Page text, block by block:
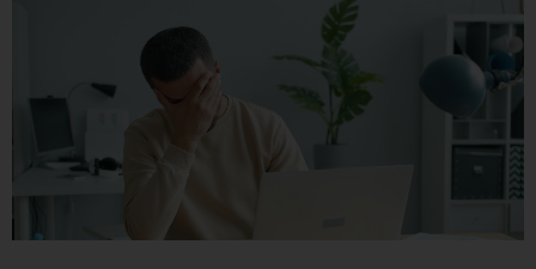
Η πείνα ρυθμίζεται κυρίως από τον υποθάλαμο, ο οποίος λαμβάνει
σήματα από περιφερικά όργανα μέσω ορμονών όπως η γκρελίνη